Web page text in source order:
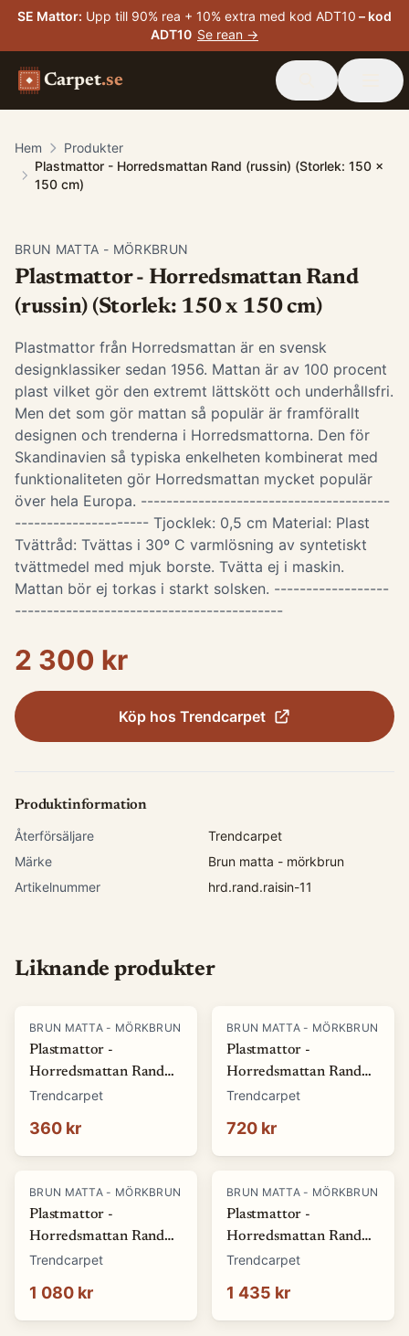
SE Mattor: Upp till 90% rea + 10% extra med kod ADT10 – kod
ADT10 Se rean →
Carpet.se
Hem
Produkter
Plastmattor - Horredsmattan Rand (russin) (Storlek: 150 x
150 cm)
BRUN MATTA - MÖRKBRUN
Plastmattor - Horredsmattan Rand
(russin) (Storlek: 150 x 150 cm)
Plastmattor från Horredsmattan är en svensk
designklassiker sedan 1956. Mattan är av 100 procent
plast vilket gör den extremt lättskött och underhållsfri.
Men det som gör mattan så populär är framförallt
designen och trenderna i Horredsmattorna. Den för
Skandinavien så typiska enkelheten kombinerat med
funktionaliteten gör Horredsmattan mycket populär
över hela Europa. ---------------------------------------
--------------------- Tjocklek: 0,5 cm Material: Plast
Tvättråd: Tvättas i 30º C varmlösning av syntetiskt
tvättmedel med mjuk borste. Tvätta ej i maskin.
Mattan bör ej torkas i starkt solsken. ------------------
------------------------------------------
2 300 kr
Köp hos Trendcarpet
Produktinformation
Återförsäljare
Trendcarpet
Märke
Brun matta - mörkbrun
Artikelnummer
hrd.rand.raisin-11
Liknande produkter
BRUN MATTA - MÖRKBRUN
Plastmattor -
Horredsmattan Rand
(russin) (Storlek: 70 x
Trendcarpet
360 kr
BRUN MATTA - MÖRKBRUN
Plastmattor -
Horredsmattan Rand
(russin) (Storlek: 70 x
Trendcarpet
720 kr
BRUN MATTA - MÖRKBRUN
Plastmattor -
Horredsmattan Rand
(russin) (Storlek: 70 x
Trendcarpet
1 080 kr
BRUN MATTA - MÖRKBRUN
Plastmattor -
Horredsmattan Rand
(russin) (Storlek: 70 x
Trendcarpet
1 435 kr